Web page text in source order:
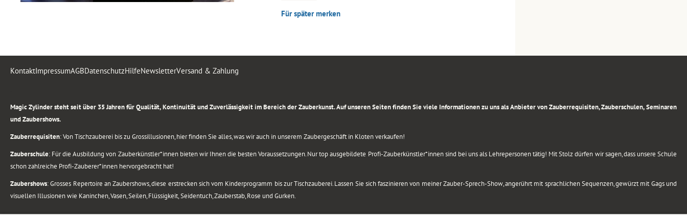
Für später merken
KontaktImpressumAGBDatenschutzHilfeNewsletterVersand & Zahlung
Magic Zylinder steht seit über 35 Jahren für Qualität, Kontinuität und Zuverlässigkeit im Bereich der Zauberkunst. Auf unseren Seiten finden Sie viele Informationen zu uns als Anbieter von Zauberrequisiten, Zauberschulen, Seminaren
und Zaubershows.
Zauberrequisiten: Von Tischzauberei bis zu Grossillusionen, hier finden Sie alles, was wir auch in unserem Zaubergeschäft in Kloten verkaufen!
Zauberschule: Für die Ausbildung von Zauberkünstler*innen bieten wir Ihnen die besten Voraussetzungen. Nur top ausgebildete Profi-Zauberkünstler*innen sind bei uns als Lehrepersonen tätig! Mit Stolz dürfen wir sagen, dass unsere Schule
schon zahlreiche Profi-Zauberer*innen hervorgebracht hat!
Zaubershows: Grosses Repertoire an Zaubershows, diese erstrecken sich vom Kinderprogramm bis zur Tischzauberei. Lassen Sie sich faszinieren von meiner Zauber-Sprech-Show, angerührt mit sprachlichen Sequenzen, gewürzt mit Gags und
visuellen Illusionen wie Kaninchen, Vasen, Seilen, Flüssigkeit, Seidentuch, Zauberstab, Rose und Gurken.